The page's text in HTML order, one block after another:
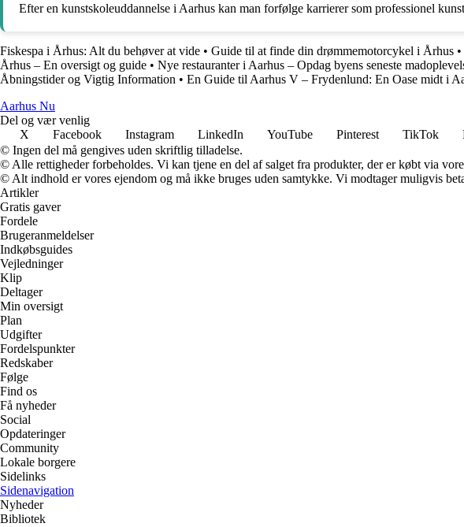
Efter en kunstskoleuddannelse i Aarhus kan man forfølge karrierer som professionel
Fiskespa i Århus: Alt du behøver at vide • Guide til at finde din drømmemotorcykel i Århus •
Århus – En oversigt og guide • Nye restauranter i Aarhus – Opdag byens seneste
Åbningstider og Vigtig Information • En Guide til Aarhus V – Frydenlund: En Oase midt i
Aarhus Nu
Del og vær venlig
X
Facebook Instagram LinkedIn YouTube Pinterest TikTok
© Ingen del må gengives uden skriftlig tilladelse.
© Alle rettigheder forbeholdes. Vi kan tjene en del af salget fra produkter, der er købt via
© Alt indhold er vores ejendom og må ikke bruges uden samtykke. Vi modtager muligvis
Artikler
Gratis gaver
Fordele
Brugeranmeldelser
Indkøbsguides
Vejledninger
Klip
Deltager
Min oversigt
Plan
Udgifter
Fordelspunkter
Redskaber
Følge
Find os
Få nyheder
Social
Opdateringer
Community
Lokale borgere
Sidelinks
Sidenavigation
Nyheder
Bibliotek